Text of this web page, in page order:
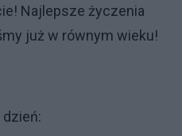
Najlepsze życzenia
już w równym wieku!